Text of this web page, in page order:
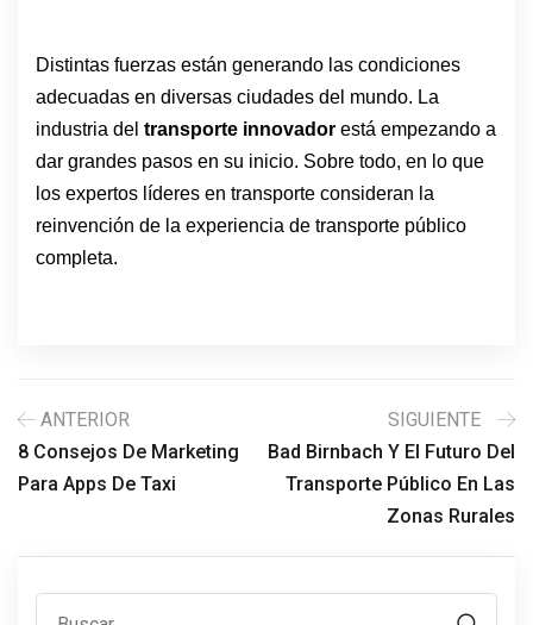
Distintas fuerzas están generando las condiciones
adecuadas en diversas ciudades del mundo. La
industria del transporte innovador está empezando a
dar grandes pasos en su inicio. Sobre todo, en lo que
los expertos líderes en transporte consideran la
reinvención de la experiencia de transporte público
completa.
ANTERIOR
8 Consejos De Marketing
Para Apps De Taxi
SIGUIENTE
Bad Birnbach Y El Futuro Del
Transporte Público En Las
Zonas Rurales